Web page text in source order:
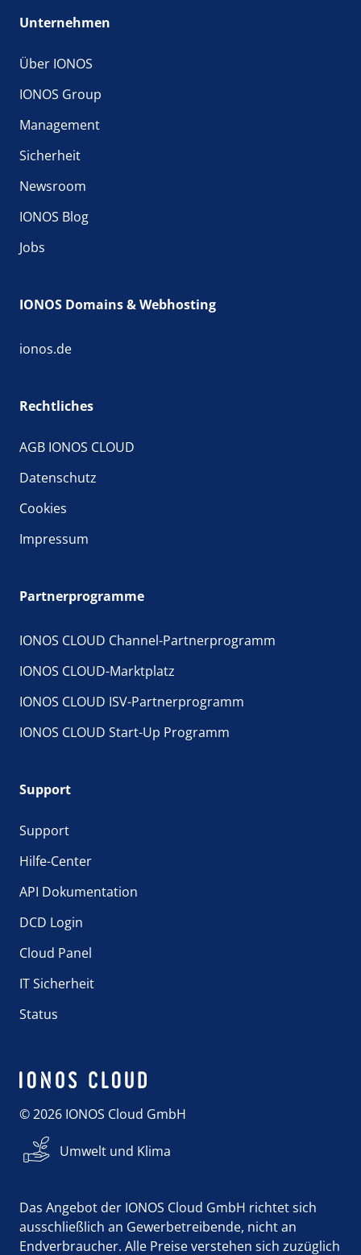
Unternehmen
Über IONOS
IONOS Group
Management
Sicherheit
Newsroom
IONOS Blog
Jobs
IONOS Domains & Webhosting
ionos.de
Rechtliches
AGB IONOS CLOUD
Datenschutz
Cookies
Impressum
Partnerprogramme
IONOS CLOUD Channel-Partnerprogramm
IONOS CLOUD-Marktplatz
IONOS CLOUD ISV-Partnerprogramm
IONOS CLOUD Start-Up Programm
Support
Support
Hilfe-Center
API Dokumentation
DCD Login
Cloud Panel
IT Sicherheit
Status
© 2026 IONOS Cloud GmbH
Umwelt und Klima
Das Angebot der IONOS Cloud GmbH richtet sich
ausschließlich an Gewerbetreibende, nicht an
Endverbraucher. Alle Preise verstehen sich zuzüglich